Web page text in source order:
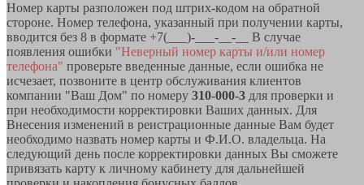
Номер карты разположен под штрих-кодом на обратной
стороне. Номер телефона, указанный при получении карты,
вводится без 8 в формате +7(___)-___-__-__ В случае
появления ошибки "Неверный номер карты и/или номер
телефона" проверьте введенные данные, если ошибка не
исчезает, позвоните в центр обслуживания клиентов
компании "Ваш Дом" по номеру 310-000-3 для проверки и
при необходимости корректировки Ваших данных. Для
Внесения изменений в реистрационные данные Вам будет
необходимо назвать номер карты и Ф.И.О. владельца. На
следующий день после корректировки данных Вы сможете
привязать карту к личному кабинету для дальнейшей